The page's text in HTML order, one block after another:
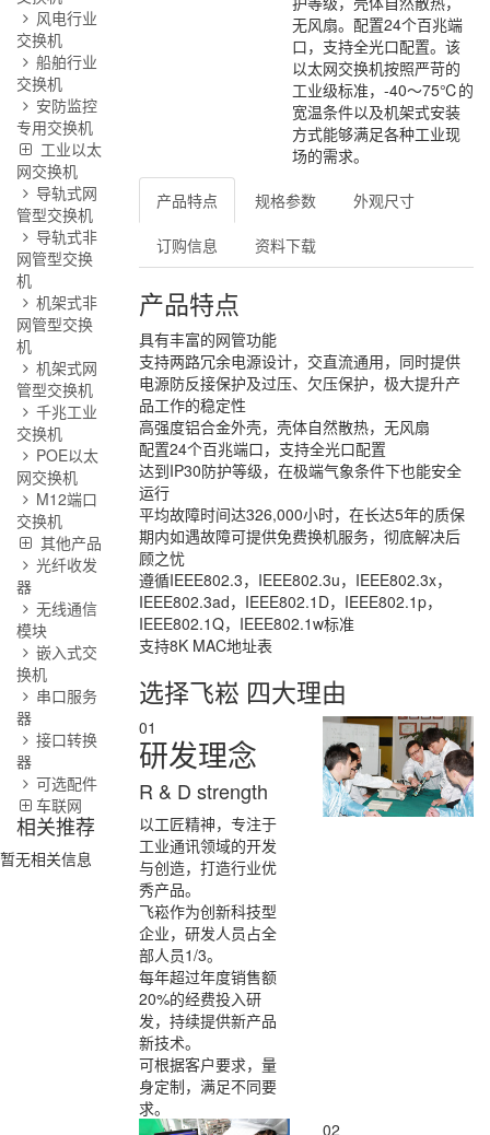
风电行业
交换机
船舶行业
交换机
安防监控
专用交换机
工业以太
网交换机
导轨式网
管型交换机
导轨式非
网管型交换
机
机架式非
网管型交换
机
机架式网
管型交换机
千兆工业
交换机
POE以太
网交换机
M12端口
交换机
其他产品
光纤收发
器
无线通信
模块
嵌入式交
换机
串口服务
器
接口转换
器
可选配件
车联网
相关推荐
暂无相关信息
无风扇。配置24个百兆端
口，支持全光口配置。该
以太网交换机按照严苛的
工业级标准，-40～75℃的
宽温条件以及机架式安装
方式能够满足各种工业现
场的需求。
产品特点 规格参数 外观尺寸
订购信息 资料下载
产品特点
具有丰富的网管功能
支持两路冗余电源设计，交直流通用，同时提供
电源防反接保护及过压、欠压保护，极大提升产
品工作的稳定性
高强度铝合金外壳，壳体自然散热，无风扇
配置24个百兆端口，支持全光口配置
达到IP30防护等级，在极端气象条件下也能安全
运行
平均故障时间达326,000小时，在长达5年的质保
期内如遇故障可提供免费换机服务，彻底解决后
顾之忧
遵循IEEE802.3，IEEE802.3u，IEEE802.3x，
IEEE802.3ad，IEEE802.1D，IEEE802.1p，
IEEE802.1Q，IEEE802.1w标准
支持8K MAC地址表
选择飞崧 四大理由
01
研发理念
R & D strength
以工匠精神，专注于
工业通讯领域的开发
与创造，打造行业优
秀产品。
飞崧作为创新科技型
企业，研发人员占全
部人员1/3。
每年超过年度销售额
20%的经费投入研
发，持续提供新产品
新技术。
可根据客户要求， 量
身定制，满足不同要
求。
02